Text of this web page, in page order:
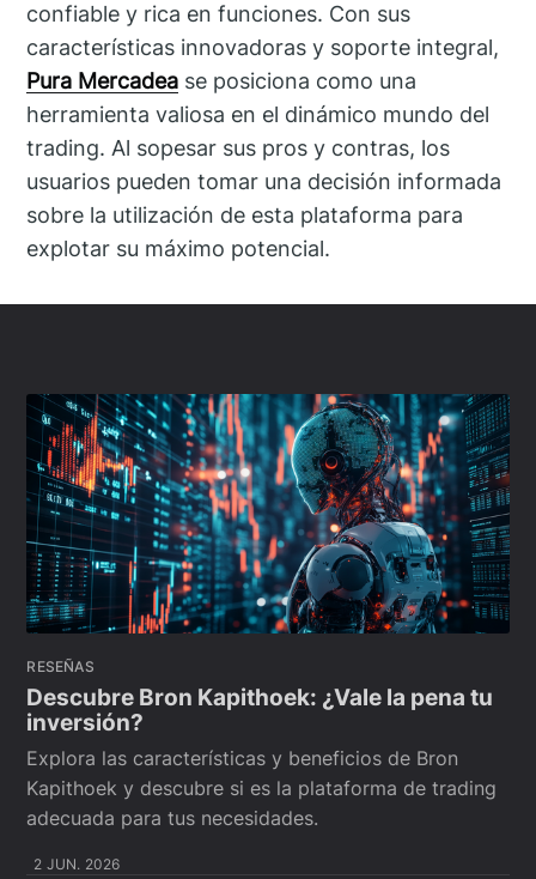
confiable y rica en funciones. Con sus
características innovadoras y soporte integral,
Pura Mercadea se posiciona como una
herramienta valiosa en el dinámico mundo del
trading. Al sopesar sus pros y contras, los
usuarios pueden tomar una decisión informada
sobre la utilización de esta plataforma para
explotar su máximo potencial.
RESEÑAS
Descubre Bron Kapithoek: ¿Vale la pena tu
inversión?
Explora las características y beneficios de Bron
Kapithoek y descubre si es la plataforma de trading
adecuada para tus necesidades.
2 JUN. 2026